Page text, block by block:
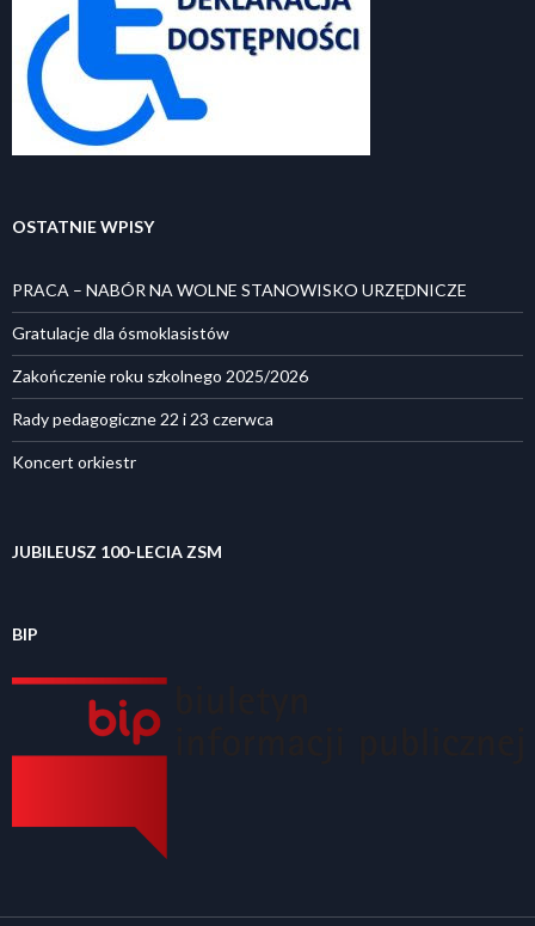
OSTATNIE WPISY
PRACA – NABÓR NA WOLNE STANOWISKO URZĘDNICZE
Gratulacje dla ósmoklasistów
Zakończenie roku szkolnego 2025/2026
Rady pedagogiczne 22 i 23 czerwca
Koncert orkiestr
JUBILEUSZ 100-LECIA ZSM
BIP